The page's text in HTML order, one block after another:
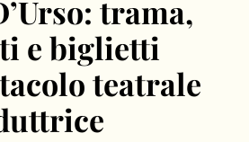
trama,
e biglietti
teatrale